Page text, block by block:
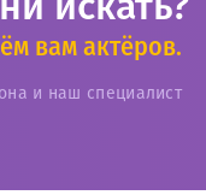
вам актёров.
и наш специалист